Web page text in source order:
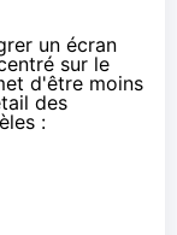
un écran
sur le
d'être moins
des
: